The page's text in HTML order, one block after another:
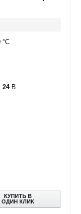
°C
24В
КУПИТЬ В
ОДИН КЛИК